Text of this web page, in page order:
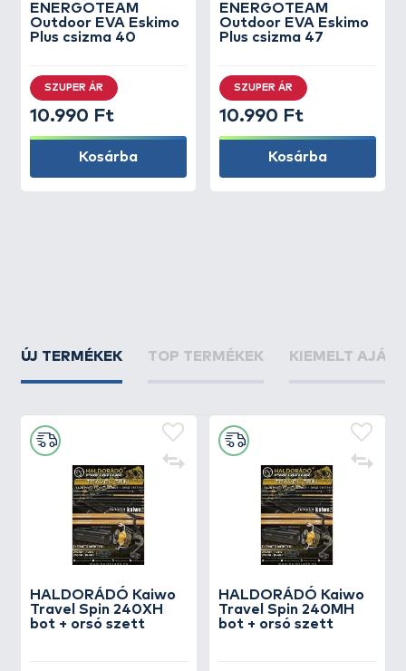
ENERGOTEAM
Outdoor EVA Eskimo
Plus csizma 40
SZUPER ÁR
10.990 Ft
Kosárba
ENERGOTEAM
Outdoor EVA Eskimo
Plus csizma 47
SZUPER ÁR
10.990 Ft
Kosárba
ÚJ TERMÉKEK TOP TERMÉKEK KIEMELT
HALDORÁDÓ Kaiwo
Travel Spin 240XH
bot + orsó szett
HALDORÁDÓ Kaiwo
Travel Spin 240MH
bot + orsó szett